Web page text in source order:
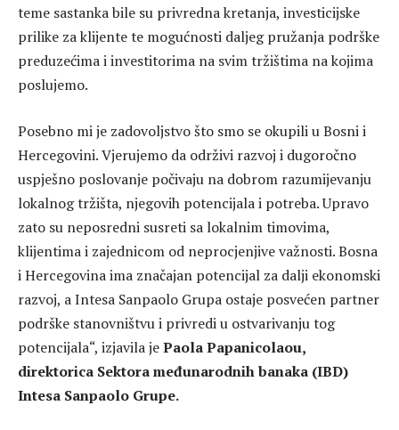
teme sastanka bile su privredna kretanja, investicijske
prilike za klijente te mogućnosti daljeg pružanja podrške
preduzećima i investitorima na svim tržištima na kojima
poslujemo.
Posebno mi je zadovoljstvo što smo se okupili u Bosni i
Hercegovini. Vjerujemo da održivi razvoj i dugoročno
uspješno poslovanje počivaju na dobrom razumijevanju
lokalnog tržišta, njegovih potencijala i potreba. Upravo
zato su neposredni susreti sa lokalnim timovima,
klijentima i zajednicom od neprocjenjive važnosti. Bosna
i Hercegovina ima značajan potencijal za dalji ekonomski
razvoj, a Intesa Sanpaolo Grupa ostaje posvećen partner
podrške stanovništvu i privredi u ostvarivanju tog
potencijala“, izjavila jePaola Papanicolaou,
direktorica Sektora međunarodnih banaka (IBD)
Intesa Sanpaolo Grupe.